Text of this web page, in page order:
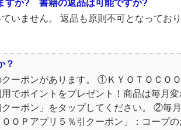
すか? 書籍の返品は可能ですか?
いません。 返品も原則不可となってお
？
ーポンがあります。 ①ＫＹＯＴＯＣＯ
でポイントをプレゼント！商品は毎月変
ーポン」をタップしてください。 ②毎
ＯＰアプリ５％引クーポン」：コープの